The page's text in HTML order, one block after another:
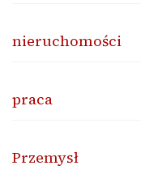
nieruchomości
praca
Przemysł